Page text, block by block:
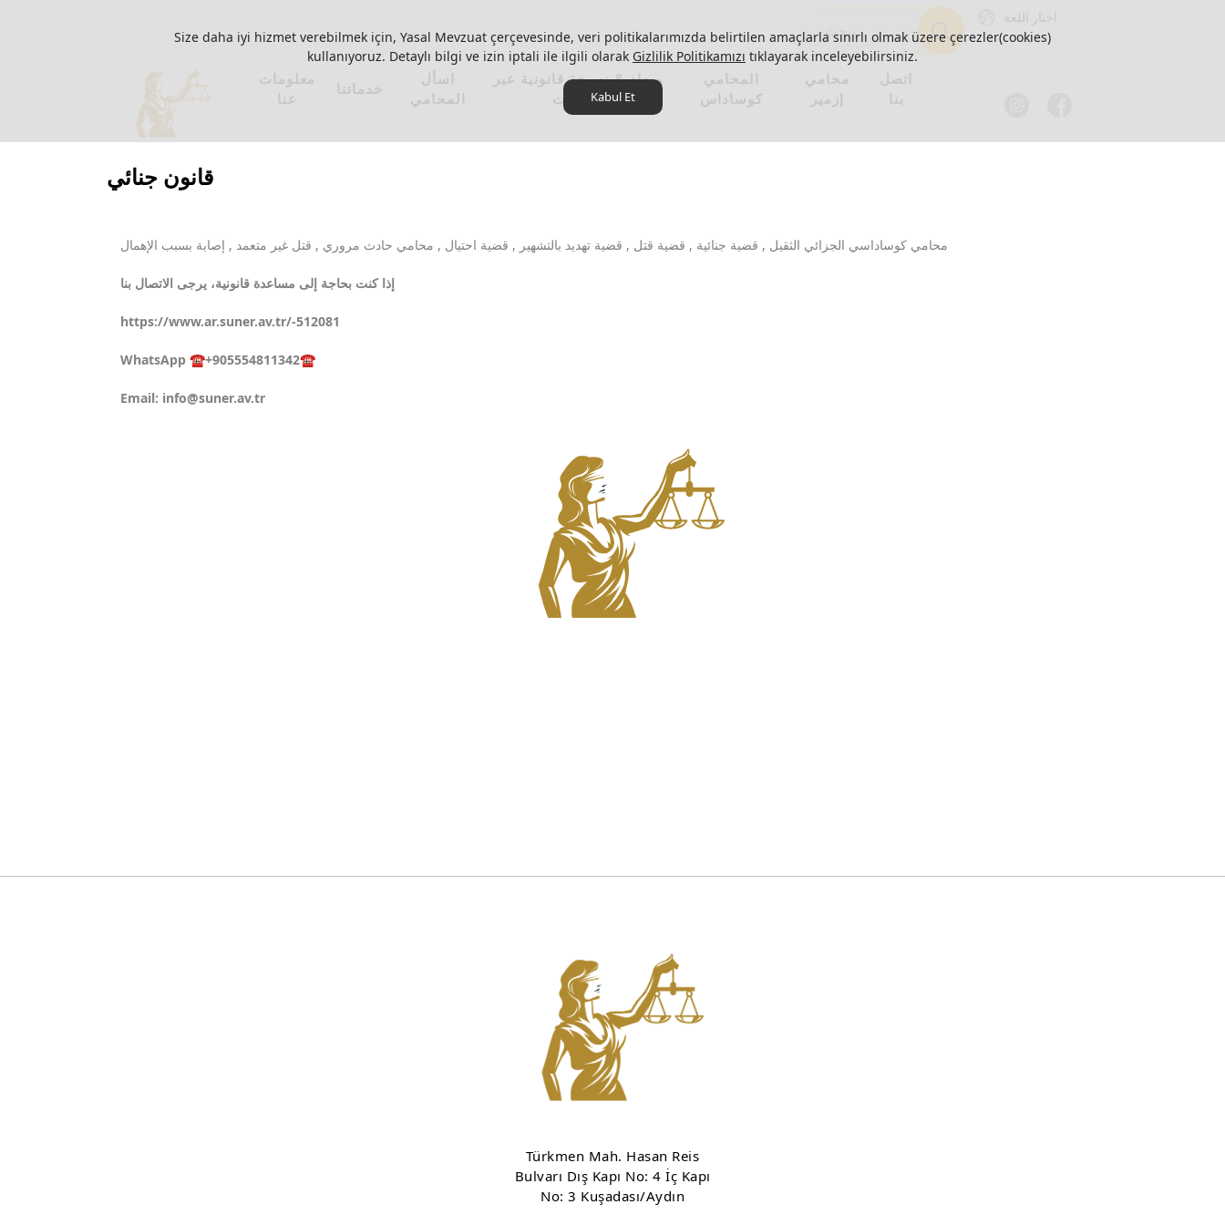
قانون جنائي
محامي كوساداسي الجزائي الثقيل , قضية جنائية , قضية قتل , قضية تهديد بالتشهير , قضية احتيال , محامي حادث مروري , قتل غير متعمد , إصابة بسبب الإهمال
إذا كنت بحاجة إلى مساعدة قانونية، يرجى الاتصال بنا
https://www.ar.suner.av.tr/-512081
WhatsApp ☎️+905554811342☎️
Email: info@suner.av.tr
معلومات
عنا
خدماتنا
اسأل
المحامي
ميعاد & نصيحة قانونية عبر
الإنترنت
المحامي
كوساداس
محامي
إزمير
اتصل
بنا
اختار اللغة
Size daha iyi hizmet verebilmek için, Yasal Mevzuat çerçevesinde, veri politikalarımızda belirtilen amaçlarla sınırlı olmak üzere çerezler(cookies)
kullanıyoruz. Detaylı bilgi ve izin iptali ile ilgili olarak Gizlilik Politikamızı tıklayarak inceleyebilirsiniz.
Kabul Et
Türkmen Mah. Hasan Reis
Bulvarı Dış Kapı No: 4 İç Kapı
No: 3 Kuşadası/Aydın